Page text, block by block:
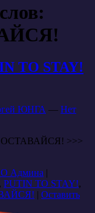
TO STAY!
ЮНГА — Нет
>>>
Админа |
, PUTIN TO STAY!,
| Оставить